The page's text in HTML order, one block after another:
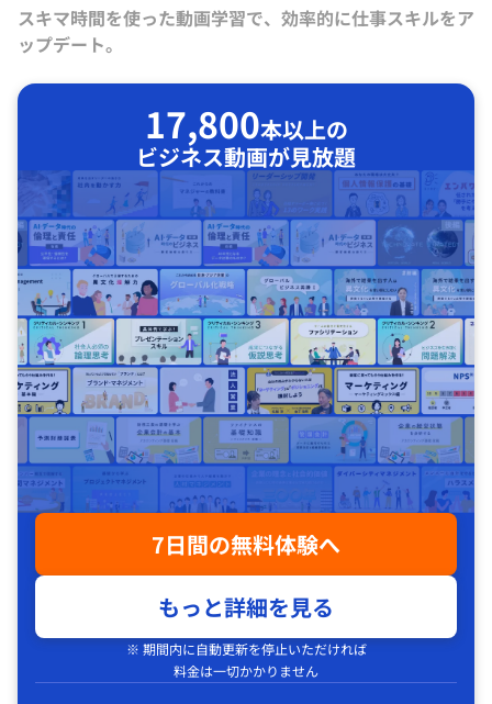
スキマ時間を使った動画学習で、効率的に仕事スキルをア
ップデート。
17,800本以上の
ビジネス動画が見放題
7日間の無料体験へ
もっと詳細を見る
※ 期間内に自動更新を停止いただければ
料金は一切かかりません